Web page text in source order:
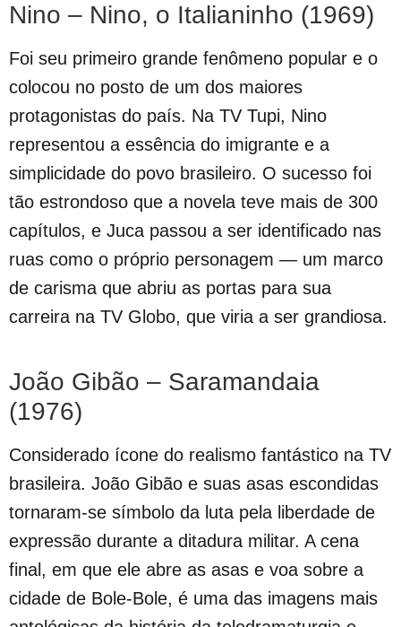
Nino – Nino, o Italianinho (1969)
Foi seu primeiro grande fenômeno popular e o
colocou no posto de um dos maiores
protagonistas do país. Na TV Tupi, Nino
representou a essência do imigrante e a
simplicidade do povo brasileiro. O sucesso foi
tão estrondoso que a novela teve mais de 300
capítulos, e Juca passou a ser identificado nas
ruas como o próprio personagem — um marco
de carisma que abriu as portas para sua
carreira na TV Globo, que viria a ser grandiosa.
João Gibão – Saramandaia
(1976)
Considerado ícone do realismo fantástico na TV
brasileira. João Gibão e suas asas escondidas
tornaram‑se símbolo da luta pela liberdade de
expressão durante a ditadura militar. A cena
final, em que ele abre as asas e voa sobre a
cidade de Bole‑Bole, é uma das imagens mais